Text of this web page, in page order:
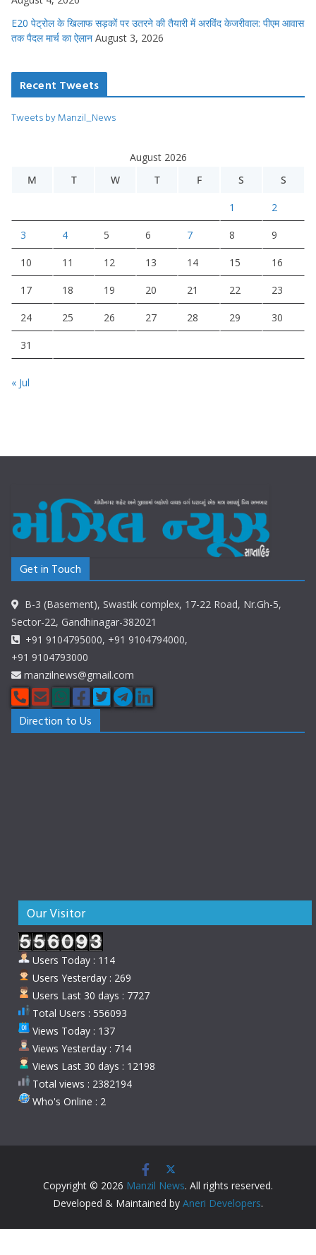
E20 पेट्रोल के खिलाफ सड़कों पर उतरने की तैयारी में अरविंद केजरीवाल: पीएम आवास
तक पैदल मार्च का ऐलान August 3, 2026
Recent Tweets
Tweets by Manzil_News
August 2026
M
T W T F S S
1 2
3 4 5 6 7 8 9
10 11 12 13 14 15 16
17 18 19 20 21 22 23
24 25 26 27 28 29 30
31
« Jul
Get in Touch
B-3 (Basement), Swastik complex, 17-22 Road, Nr.Gh-5,
Sector-22, Gandhinagar-382021
+91 9104795000, +91 9104794000,
+91 9104793000
manzilnews@gmail.com
Direction to Us
Our Visitor
Users Today : 114
Users Yesterday : 269
Users Last 30 days : 7727
Total Users : 556093
Views Today : 137
Views Yesterday : 714
Views Last 30 days : 12198
Total views : 2382194
Who's Online : 2
Copyright © 2026 Manzil News. All rights reserved.
Developed & Maintained by Aneri Developers.